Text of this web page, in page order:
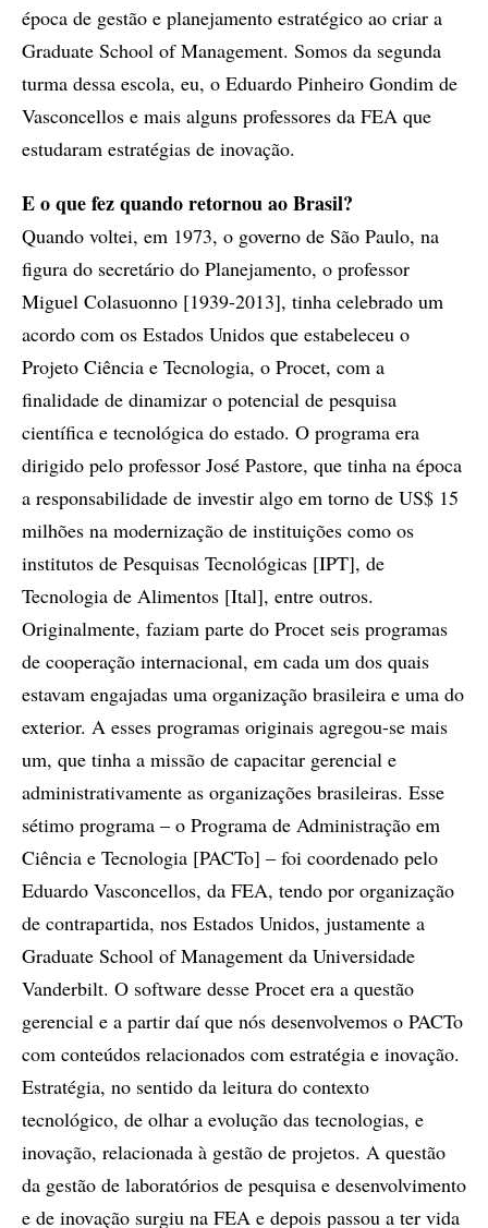
época de gestão e planejamento estratégico ao criar a
Graduate School of Management. Somos da segunda
turma dessa escola, eu, o Eduardo Pinheiro Gondim de
Vasconcellos e mais alguns professores da FEA que
estudaram estratégias de inovação.
E o que fez quando retornou ao Brasil?
Quando voltei, em 1973, o governo de São Paulo, na
figura do secretário do Planejamento, o professor
Miguel Colasuonno [1939-2013], tinha celebrado um
acordo com os Estados Unidos que estabeleceu o
Projeto Ciência e Tecnologia, o Procet, com a
finalidade de dinamizar o potencial de pesquisa
científica e tecnológica do estado. O programa era
dirigido pelo professor José Pastore, que tinha na época
a responsabilidade de investir algo em torno de US$ 15
milhões na modernização de instituições como os
institutos de Pesquisas Tecnológicas [IPT], de
Tecnologia de Alimentos [Ital], entre outros.
Originalmente, faziam parte do Procet seis programas
de cooperação internacional, em cada um dos quais
estavam engajadas uma organização brasileira e uma do
exterior. A esses programas originais agregou-se mais
um, que tinha a missão de capacitar gerencial e
administrativamente as organizações brasileiras. Esse
sétimo programa ‒ o Programa de Administração em
Ciência e Tecnologia [PACTo] ‒ foi coordenado pelo
Eduardo Vasconcellos, da FEA, tendo por organização
de contrapartida, nos Estados Unidos, justamente a
Graduate School of Management da Universidade
Vanderbilt. O software desse Procet era a questão
gerencial e a partir daí que nós desenvolvemos o PACTo
com conteúdos relacionados com estratégia e inovação.
Estratégia, no sentido da leitura do contexto
tecnológico, de olhar a evolução das tecnologias, e
inovação, relacionada à gestão de projetos. A questão
da gestão de laboratórios de pesquisa e desenvolvimento
e de inovação surgiu na FEA e depois passou a ter vida